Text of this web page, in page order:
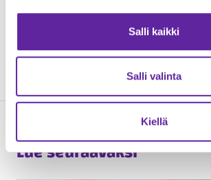
Salli kaikki
Salli valinta
Kiellä
Raunemaa, vastaava työnjohtaja
yksikönjohtaja Esa Rautanen
Lue seuraavaksi